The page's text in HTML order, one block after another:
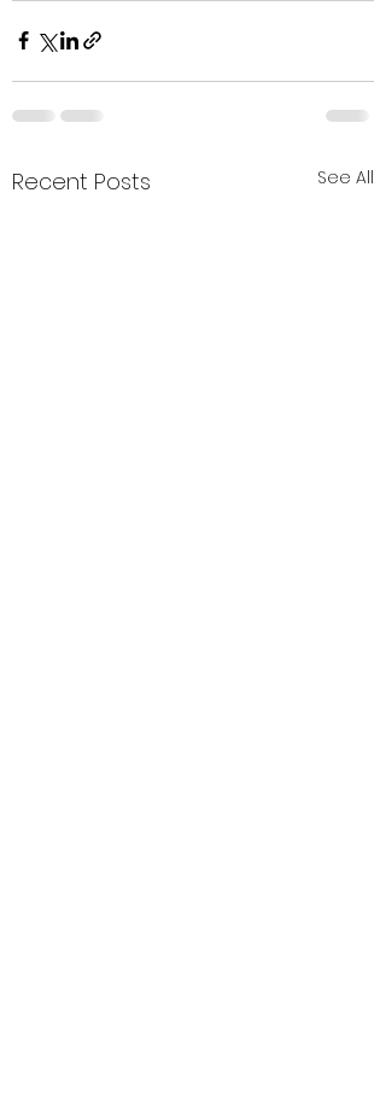
Recent Posts See All